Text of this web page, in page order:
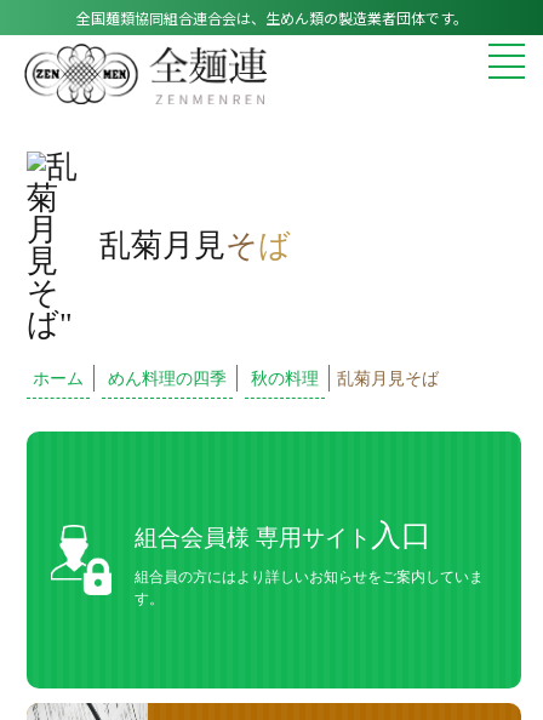
全国麺類協同組合連合会は、生めん類の製造業者団体です。
乱菊月見そば
ホーム めん料理の四季 秋の料理 乱菊月見そば
組合会員様 専用サイト 入口
組合員の方にはより詳しいお知らせをご案内していま
す。